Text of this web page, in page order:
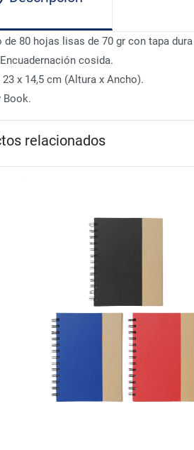
de 80 hojas lisas de 70 gr con tapa
cosida.
x 14,5 cm (Altura x Ancho).
Book.
relacionados